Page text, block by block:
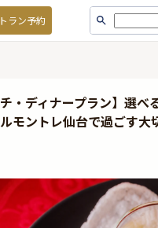
ラン予約
・ディナープラン】選
モントレ仙台で過ごす